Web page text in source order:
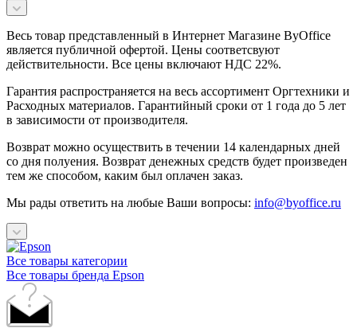
Весь товар представленный в Интернет Магазине ByOffice
является публичной офертой. Цены соответсвуют
действительности. Все цены включают НДС 22%.
Гарантия распространяется на весь ассортимент Оргтехники и
Расходных материалов. Гарантийный сроки от 1 года до 5 лет
в зависимости от производителя.
Возврат можно осуществить в течении 14 календарных дней
со дня полуения. Возврат денежных средств будет произведен
тем же способом, каким был оплачен заказ.
Мы рады ответить на любые Ваши вопросы: info@byoffice.ru
Все товары категории
Все товары бренда Epson